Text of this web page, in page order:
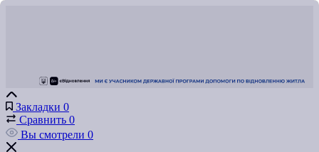
Закладки 0
Сравнить 0
Вы смотрели 0